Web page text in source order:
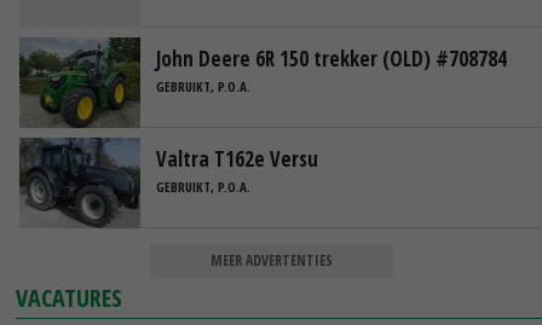
John Deere 6R 150 trekker (OLD) #708784
GEBRUIKT, P.O.A.
Valtra T162e Versu
GEBRUIKT, P.O.A.
MEER ADVERTENTIES
VACATURES